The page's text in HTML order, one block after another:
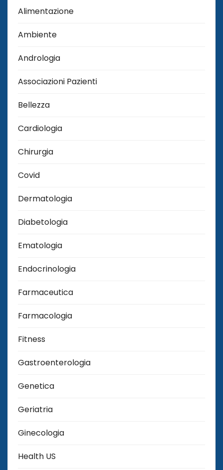
Alimentazione
Ambiente
Andrologia
Associazioni Pazienti
Bellezza
Cardiologia
Chirurgia
Covid
Dermatologia
Diabetologia
Ematologia
Endocrinologia
Farmaceutica
Farmacologia
Fitness
Gastroenterologia
Genetica
Geriatria
Ginecologia
Health US